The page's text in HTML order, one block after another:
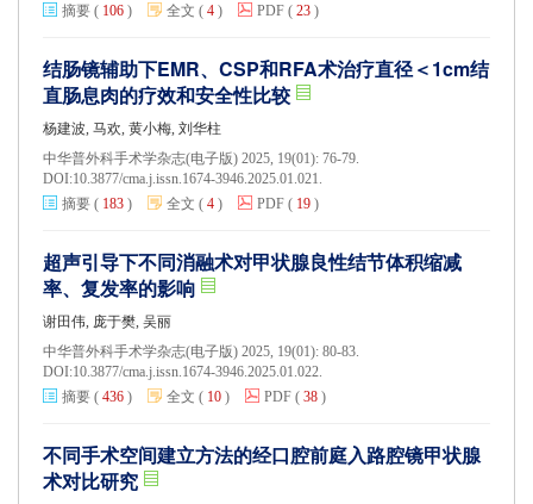
摘要 ( 106 ) 全文 ( 4 ) PDF ( 23 )
结肠镜辅助下EMR、CSP和RFA术治疗直径＜1cm结
直肠息肉的疗效和安全性比较
杨建波, 马欢, 黄小梅, 刘华柱
中华普外科手术学杂志(电子版) 2025, 19(01): 76-79.
DOI:10.3877/cma.j.issn.1674-3946.2025.01.021.
摘要 ( 183 ) 全文 ( 4 ) PDF ( 19 )
超声引导下不同消融术对甲状腺良性结节体积缩减
率、复发率的影响
谢田伟, 庞于樊, 吴丽
中华普外科手术学杂志(电子版) 2025, 19(01): 80-83.
DOI:10.3877/cma.j.issn.1674-3946.2025.01.022.
摘要 ( 436 ) 全文 ( 10 ) PDF ( 38 )
不同手术空间建立方法的经口腔前庭入路腔镜甲状腺
术对比研究